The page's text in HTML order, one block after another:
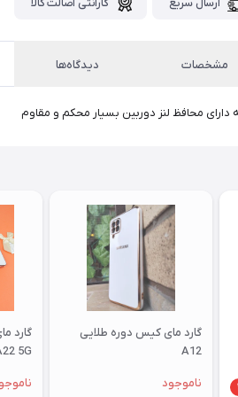
ارسال سریع گارانتی اصالت کالا
مشخصات دیدگاه‌ها
محافظ لنز دوربین بسیار محکم و مقاوم
گارد مای کیس دوره طلایی
A12
ناموجود
گارد
5G